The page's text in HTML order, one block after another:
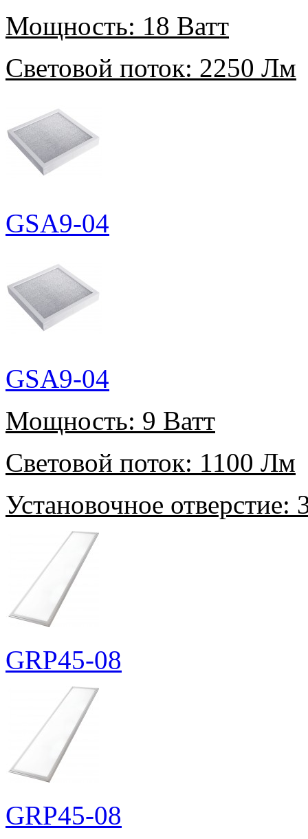
Мощность: 18 Ватт
Световой поток: 2250 Лм
GSA9-04
GSA9-04
Мощность: 9 Ватт
Световой поток: 1100 Лм
Установочное отверстие:
GRP45-08
GRP45-08